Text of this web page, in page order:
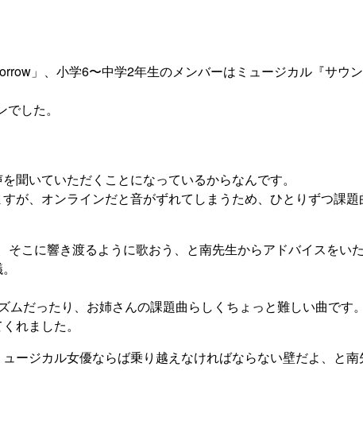
」、小学6〜中学2年生のメンバーはミュージカル『サウ
した。
聞いていただくことになっているからなんです。
が、オンラインだと音がずれてしまうため、ひとりずつ課題
こに響き渡るように歌おう、と南先生からアドバイスをいた
だったり、お姉さんの課題曲らしくちょっと難しい曲です。
れました。
ージカル女優ならば乗り越えなければならない壁だよ、と南